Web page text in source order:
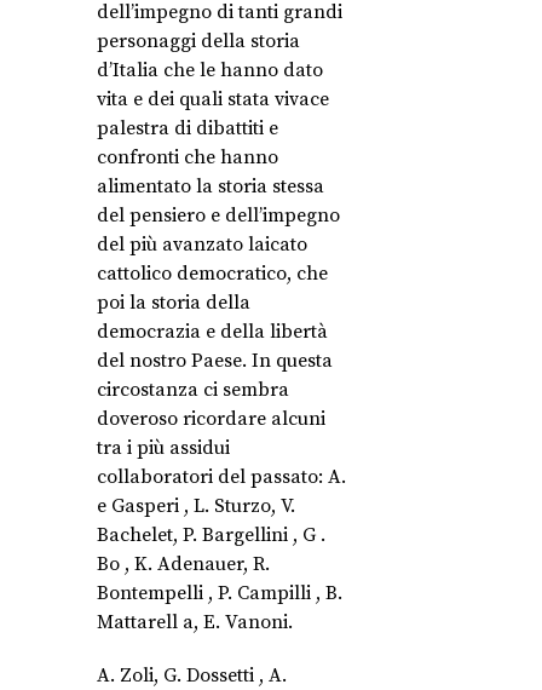
dell’impegno di tanti grandi
personaggi della storia
d’Italia che le hanno dato
vita e dei quali stata vivace
palestra di dibattiti e
confronti che hanno
alimentato la storia stessa
del pensiero e dell’impegno
del più avanzato laicato
cattolico democratico, che
poi la storia della
democrazia e della libertà
del nostro Paese. In questa
circostanza ci sembra
doveroso ricordare alcuni
tra i più assidui
collaboratori del passato: A.
e Gasperi , L. Sturzo, V.
Bachelet, P. Bargellini , G .
Bo , K. Adenauer, R.
Bontempelli , P. Campilli , B.
Mattarell a, E. Vanoni.
A. Zoli, G. Dossetti , A.